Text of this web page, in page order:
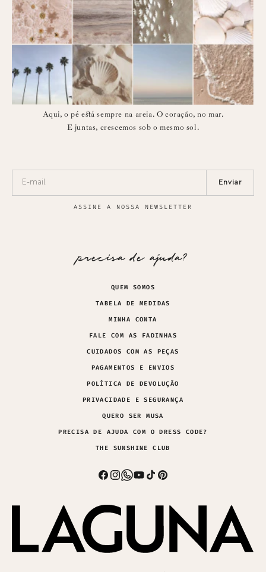
Aqui, o pé está sempre na areia. O coração, no mar.
E juntas, crescemos sob o mesmo sol.
Enviar
ASSINE A NOSSA NEWSLETTER
precisa de ajuda?
QUEM SOMOS
TABELA DE MEDIDAS
MINHA CONTA
FALE COM AS FADINHAS
CUIDADOS COM AS PEÇAS
PAGAMENTOS E ENVIOS
POLÍTICA DE DEVOLUÇÃO
PRIVACIDADE E SEGURANÇA
QUERO SER MUSA
PRECISA DE AJUDA COM O DRESS CODE?
THE SUNSHINE CLUB
Facebook
Instagram
Whatsapp
YouTube
TikTok